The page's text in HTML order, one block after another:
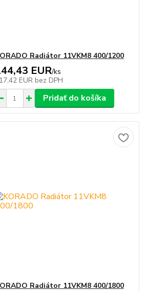
Radiátor 11VKM8 400/1200
EUR/ks
EUR bez DPH
Pridať do košíka
Radiátor 11VKM8 400/1800